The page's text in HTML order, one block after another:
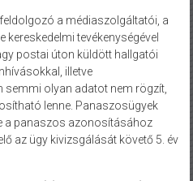
a médiaszolgáltatói, a
kereskedelmi tevékenységével
postai úton küldött hallgatói
illetve
semmi olyan adatot nem rögzít,
lenne. Panaszosügyek
a panaszos azonosításához
az ügy kivizsgálását követő 5. év